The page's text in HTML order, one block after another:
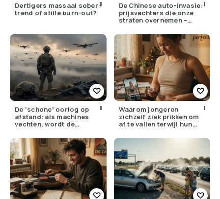
Dertigers massaal sober:
trend of stille burn-out?
De Chinese auto-invasie:
prijsvechters die onze
straten overnemen –
écht?
De ‘schone’ oorlog op
afstand: als machines
vechten, wordt de
lager
Waarom jongeren
zichzelf ziek prikken om
af te vallen terwijl hun
bellen